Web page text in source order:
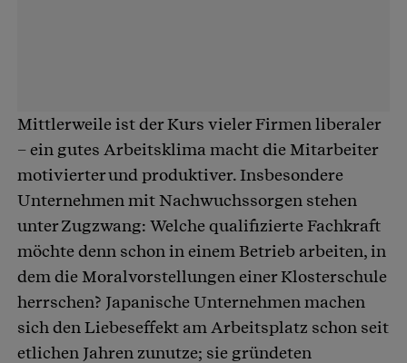
Mittlerweile ist der Kurs vieler Firmen liberaler
– ein gutes Arbeitsklima macht die Mitarbeiter
motivierter und produktiver. Insbesondere
Unternehmen mit Nachwuchssorgen stehen
unter Zugzwang: Welche qualifizierte Fachkraft
möchte denn schon in einem Betrieb arbeiten, in
dem die Moralvorstellungen einer Klosterschule
herrschen? Japanische Unternehmen machen
sich den Liebeseffekt am Arbeitsplatz schon seit
etlichen Jahren zunutze; sie gründeten